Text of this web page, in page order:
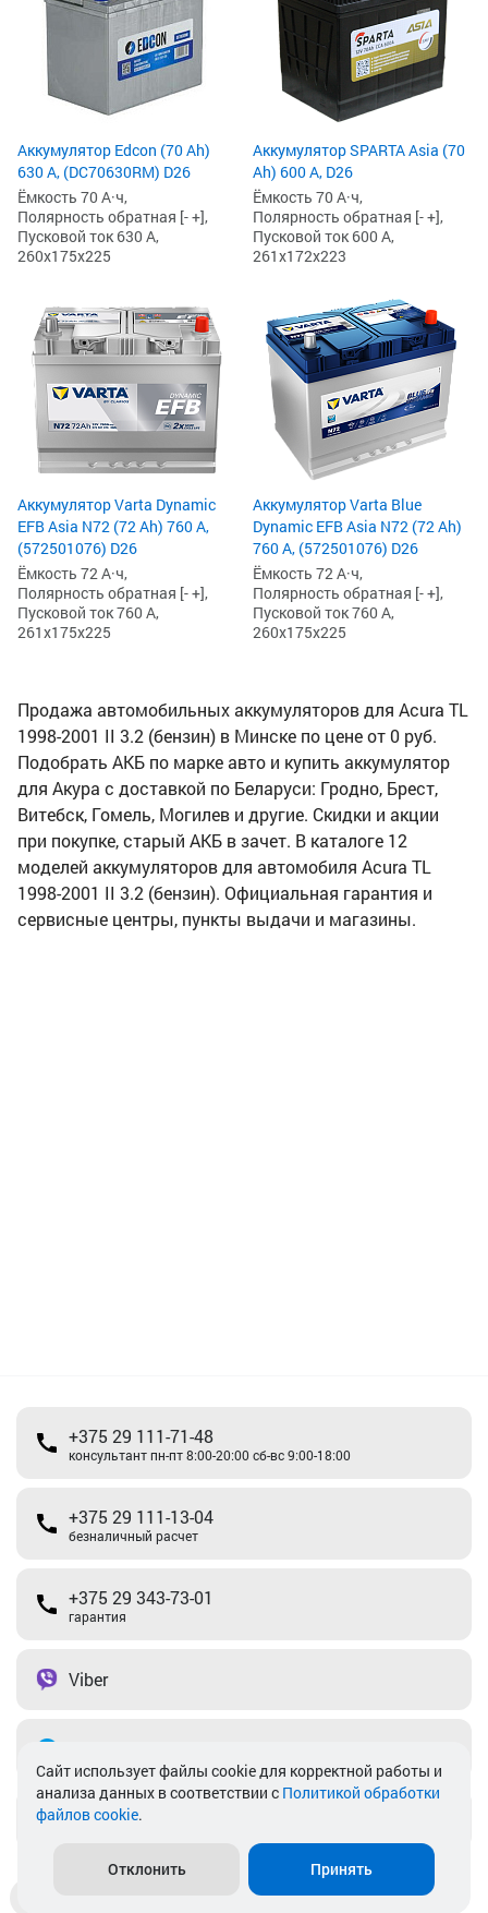
Аккумулятор Edcon (70 Ah)
630 А, (DC70630RM) D26
Ёмкость 70 А·ч,
Полярность обратная [- +],
Пусковой ток 630 А,
260x175x225
Аккумулятор SPARTA Asia (70
Ah) 600 А, D26
Ёмкость 70 А·ч,
Полярность обратная [- +],
Пусковой ток 600 А,
261x172x223
Аккумулятор Varta Dynamic
EFB Asia N72 (72 Ah) 760 А,
(572501076) D26
Ёмкость 72 А·ч,
Полярность обратная [- +],
Пусковой ток 760 А,
261x175x225
Аккумулятор Varta Blue
Dynamic EFB Asia N72 (72 Ah)
760 А, (572501076) D26
Ёмкость 72 А·ч,
Полярность обратная [- +],
Пусковой ток 760 А,
260x175x225
Продажа автомобильных аккумуляторов для Acura TL
1998-2001 II 3.2 (бензин) в Минске по цене от 0 руб.
Подобрать АКБ по марке авто и купить аккумулятор
для Акура с доставкой по Беларуси: Гродно, Брест,
Витебск, Гомель, Могилев и другие. Скидки и акции
при покупке, старый АКБ в зачет. В каталоге 12
моделей аккумуляторов для автомобиля Acura TL
1998-2001 II 3.2 (бензин). Официальная гарантия и
сервисные центры, пункты выдачи и магазины.
+375 29 111-71-48
консультант пн-пт 8:00-20:00 сб-вс 9:00-18:00
+375 29 111-13-04
безналичный расчет
+375 29 343-73-01
гарантия
Viber
info@akkamulik.by
Пункты выдачи Магазины
Cайт использует файлы cookie для корректной работы и
анализа данных в соответствии с Политикой обработки
файлов cookie.
Отклонить Принять